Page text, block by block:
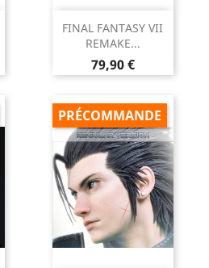
FINAL FANTASY VII
REMAKE...
Prix
79,90 €
PRÉCOMMANDE